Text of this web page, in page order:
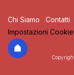
Chi Siamo Contatti
Impostazioni Cookie